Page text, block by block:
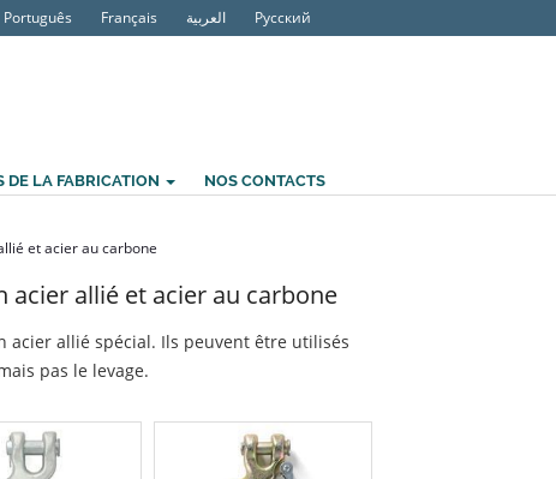
Português Français العربية Русский
DE LA FABRICATION NOS CONTACTS
et acier au carbone
acier allié et acier au carbone
acier allié spécial. Ils peuvent être utilisés
pas le levage.